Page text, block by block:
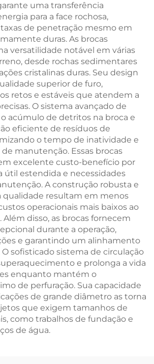
uma transferência
para a face rochosa,
de penetração mesmo em
duras. As brocas
versatilidade notável em várias
desde rochas sedimentares
cristalinas duras. Seu design
superior de furo,
retos e estáveis que atendem a
O sistema avançado de
acúmulo de detritos na broca e
eficiente de resíduos de
o tempo de inatividade e
manutenção. Essas brocas
excelente custo-benefício por
útil estendida e necessidades
A construção robusta e
qualidade resultam em menos
operacionais mais baixos ao
disso, as brocas fornecem
durante a operação,
e garantindo um alinhamento
sofisticado sistema de circulação
e prolonga a vida
enquanto mantém o
de perfuração. Sua capacidade
de grande diâmetro as torna
que exigem tamanhos de
como trabalhos de fundação e
de água.